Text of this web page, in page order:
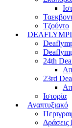
Τζούντο
24th
23rd
Ιστορία
Αναπτυξιακό